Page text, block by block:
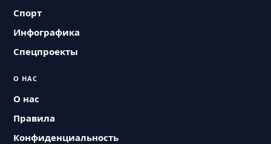
Спорт
Инфографика
Спецпроекты
О НАС
О нас
Правила
Конфиденциальность